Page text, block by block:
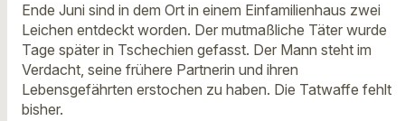
Ende Juni sind in dem Ort in einem Einfamilienhaus zwei
Leichen entdeckt worden. Der mutmaßliche Täter wurde
Tage später in Tschechien gefasst. Der Mann steht im
Verdacht, seine frühere Partnerin und ihren
Lebensgefährten erstochen zu haben. Die Tatwaffe fehlt
bisher.